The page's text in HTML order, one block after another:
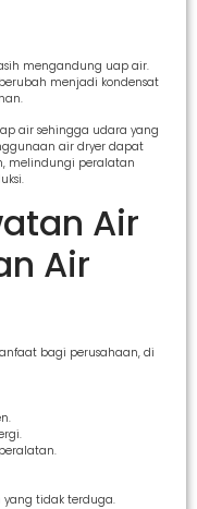
mengandung uap air.
menjadi kondensat
air sehingga udara yang
air dryer dapat
melindungi peralatan
Air
Air
bagi perusahaan, di
tidak terduga.